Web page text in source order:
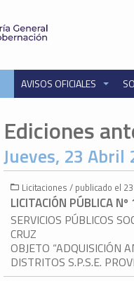
AVISOS OFICIALES
Ediciones
Jueves, 23 Abril
Licitaciones / publicado el
LICITACIÓN PÚBLICA
SERVICIOS PÚBLICOS
CRUZ
OBJETO “ADQUISICIÓN
DISTRITOS S.P.S.E.